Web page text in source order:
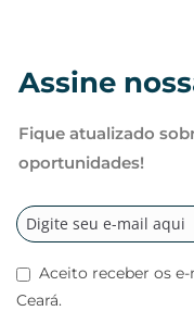
Assine
Fique atualizado
oportunidades!
Aceito receber os
Ceará.